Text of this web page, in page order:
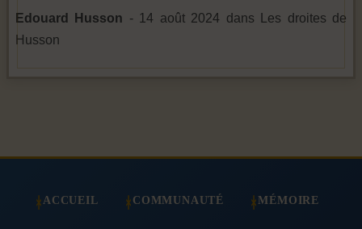
Edouard Husson - 14 août 2024 dans Les droites de
Husson
ACCUEIL COMMUNAUTÉ MÉMOIRE